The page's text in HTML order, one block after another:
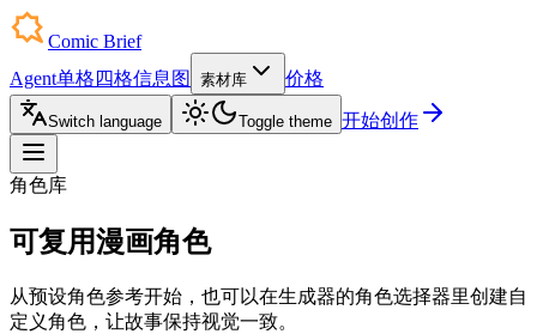
Comic Brief
Agent单格 四格信息图 素材库 价格
Switch language Toggle theme 开始创作
角色库
可复用漫画角色
从预设角色参考开始，也可以在生成器的角色选择器里创建自
定义角色，让故事保持视觉一致。